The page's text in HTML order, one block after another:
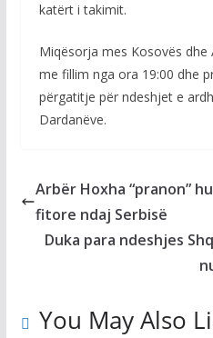
katërt i takimit.
Miqësorja mes Kosovës
me fillim nga ora 19:00 dhe
përgatitje për ndeshjet e
Dardanëve.
Arbër Hoxha “pranon”
fitore ndaj Serbisë
Duka para ndeshjes
You May Also